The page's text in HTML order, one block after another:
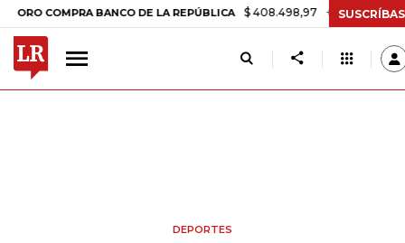
BANCO DE LA REPÚBLICA $ 408.498,97 +$ 8.753,81 +2,19%
DEPORTES